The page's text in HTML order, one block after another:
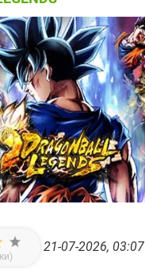
21-07-2026, 03:07